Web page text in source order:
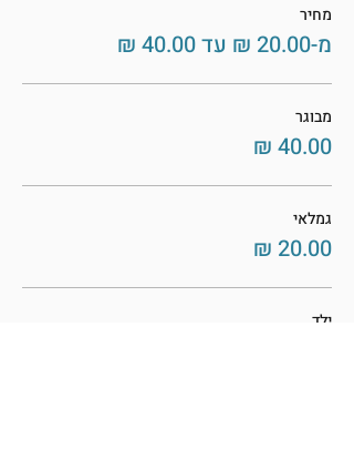
מחיר
מ-‏20.00 ‏₪ עד ‏40.00 ‏₪
מבוגר
גמלאי
ילד